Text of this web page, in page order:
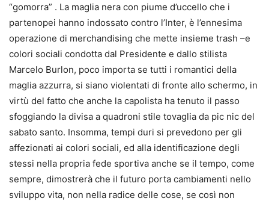
“gomorra” . La maglia nera con piume d’uccello che i
partenopei hanno indossato contro l’Inter, è l’ennesima
operazione di merchandising che mette insieme trash –e
colori sociali condotta dal Presidente e dallo stilista
Marcelo Burlon, poco importa se tutti i romantici della
maglia azzurra, si siano violentati di fronte allo schermo, in
virtù del fatto che anche la capolista ha tenuto il passo
sfoggiando la divisa a quadroni stile tovaglia da pic nic del
sabato santo. Insomma, tempi duri si prevedono per gli
affezionati ai colori sociali, ed alla identificazione degli
stessi nella propria fede sportiva anche se il tempo, come
sempre, dimostrerà che il futuro porta cambiamenti nello
sviluppo vita, non nella radice delle cose, se così non